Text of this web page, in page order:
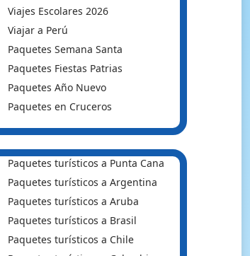
Viajes Escolares 2026
Viajar a Perú
Paquetes Semana Santa
Paquetes Fiestas Patrias
Paquetes Año Nuevo
Paquetes en Cruceros
Paquetes turísticos a Punta Cana
Paquetes turísticos a Argentina
Paquetes turísticos a Aruba
Paquetes turísticos a Brasil
Paquetes turísticos a Chile